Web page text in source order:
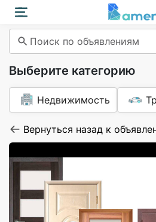
Поиск по объявлениям
Выберите категорию
Недвижимость
Вернуться назад к